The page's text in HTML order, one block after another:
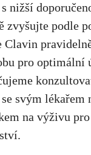
nižší
zvyšujte podle
Clavin
pro optimální
svým lékařem
na výživu